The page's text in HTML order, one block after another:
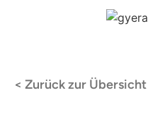
< Zurück zur Übersicht